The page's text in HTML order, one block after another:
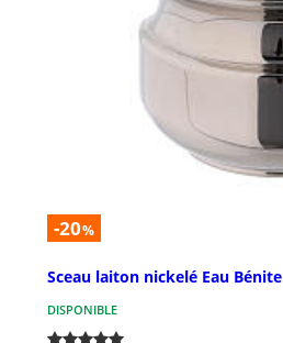
-20%
Sceau laiton nickelé Eau Bénite
DISPONIBLE